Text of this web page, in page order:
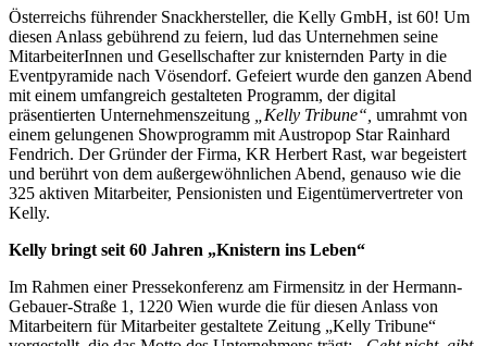
Österreichs führender Snackhersteller, die Kelly GmbH, ist 60! Um
diesen Anlass gebührend zu feiern, lud das Unternehmen seine
MitarbeiterInnen und Gesellschafter zur knisternden Party in die
Eventpyramide nach Vösendorf. Gefeiert wurde den ganzen Abend
mit einem umfangreich gestalteten Programm, der digital
präsentierten Unternehmenszeitung
„Kelly Tribune“, umrahmt von
einem gelungenen Showprogramm mit Austropop Star Rainhard
Fendrich. Der Gründer der Firma, KR Herbert Rast, war begeistert
und berührt von dem außergewöhnlichen Abend, genauso wie die
325 aktiven Mitarbeiter, Pensionisten und Eigentümervertreter von
Kelly.
Kelly bringt seit 60 Jahren „Knistern ins Leben“
Im Rahmen einer Pressekonferenz am Firmensitz in der Hermann-
Gebauer-Straße 1, 1220 Wien wurde die für diesen Anlass von
Mitarbeitern für Mitarbeiter gestaltete Zeitung „Kelly Tribune“